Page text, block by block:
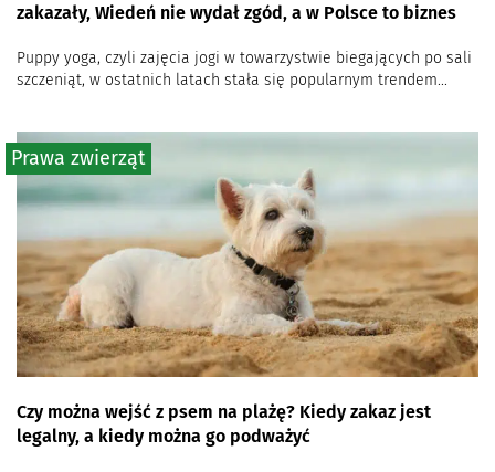
zakazały, Wiedeń nie wydał zgód, a w Polsce to biznes
Puppy yoga, czyli zajęcia jogi w towarzystwie biegających po sali
szczeniąt, w ostatnich latach stała się popularnym trendem...
Czy można wejść z psem na plażę? Kiedy zakaz jest
legalny, a kiedy można go podważyć
Prawa zwierząt